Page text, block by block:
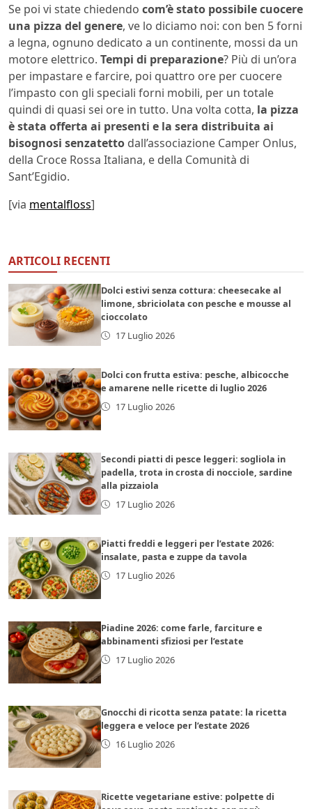
Se poi vi state chiedendo com’è stato possibile cuocere
una pizza del genere, ve lo diciamo noi: con ben 5 forni
a legna, ognuno dedicato a un continente, mossi da un
motore elettrico. Tempi di preparazione? Più di un’ora
per impastare e farcire, poi quattro ore per cuocere
l’impasto con gli speciali forni mobili, per un totale
quindi di quasi sei ore in tutto. Una volta cotta, la pizza
è stata offerta ai presenti e la sera distribuita ai
bisognosi senzatetto dall’associazione Camper Onlus,
della Croce Rossa Italiana, e della Comunità di
Sant’Egidio.
[via mentalfloss]
ARTICOLI RECENTI
Dolci estivi senza cottura: cheesecake al
limone, sbriciolata con pesche e mousse al
cioccolato
17 Luglio 2026
Dolci con frutta estiva: pesche, albicocche
e amarene nelle ricette di luglio 2026
17 Luglio 2026
Secondi piatti di pesce leggeri: sogliola in
padella, trota in crosta di nocciole, sardine
alla pizzaiola
17 Luglio 2026
Piatti freddi e leggeri per l’estate 2026:
insalate, pasta e zuppe da tavola
17 Luglio 2026
Piadine 2026: come farle, farciture e
abbinamenti sfiziosi per l’estate
17 Luglio 2026
Gnocchi di ricotta senza patate: la ricetta
leggera e veloce per l’estate 2026
16 Luglio 2026
Ricette vegetariane estive: polpette di